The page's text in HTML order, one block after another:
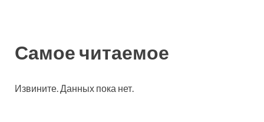
Самое читаемое
Извините. Данных пока нет.